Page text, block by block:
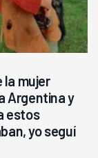
la mujer
Argentina y
estos
yo seguí